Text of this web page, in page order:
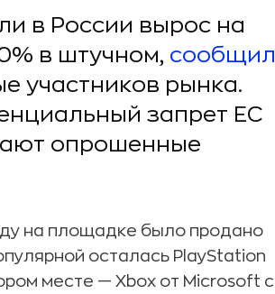
в России вырос на
в штучном, сообщил
участников рынка.
запрет ЕС
опрошенные
на площадке было продано
осталась PlayStation
месте — Xbox от Microsoft с